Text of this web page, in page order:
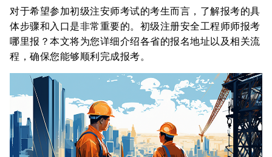
对于希望参加初级注安师考试的考生而言，了解报考的具
体步骤和入口是非常重要的。初级注册安全工程师师报考
哪里报？本文将为您详细介绍各省的报名地址以及相关流
程，确保您能够顺利完成报考。